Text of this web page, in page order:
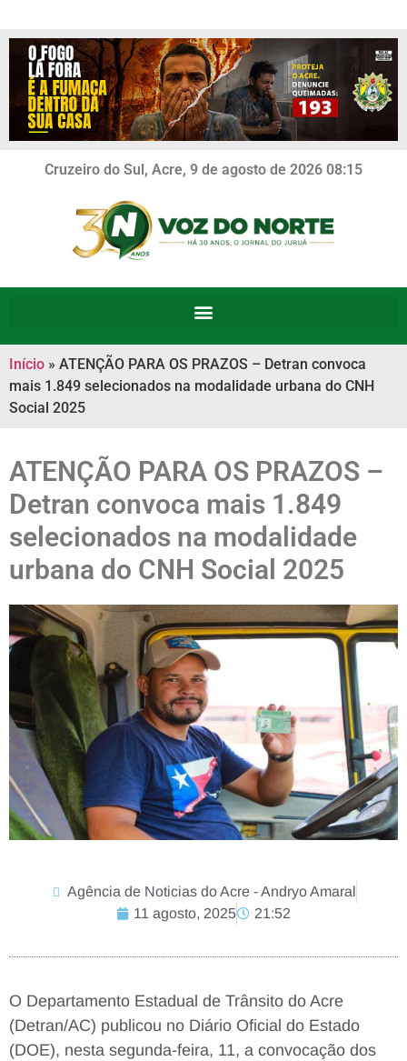
Cruzeiro do Sul, Acre, 9 de agosto de 2026 08:15
Início » ATENÇÃO PARA OS PRAZOS – Detran convoca
mais 1.849 selecionados na modalidade urbana do CNH
Social 2025
ATENÇÃO PARA OS PRAZOS –
Detran convoca mais 1.849
selecionados na modalidade
urbana do CNH Social 2025
Agência de Noticias do Acre - Andryo Amaral
11 agosto, 2025
21:52
O Departamento Estadual de Trânsito do Acre
(Detran/AC) publicou no Diário Oficial do Estado
(DOE), nesta segunda-feira, 11, a convocação dos